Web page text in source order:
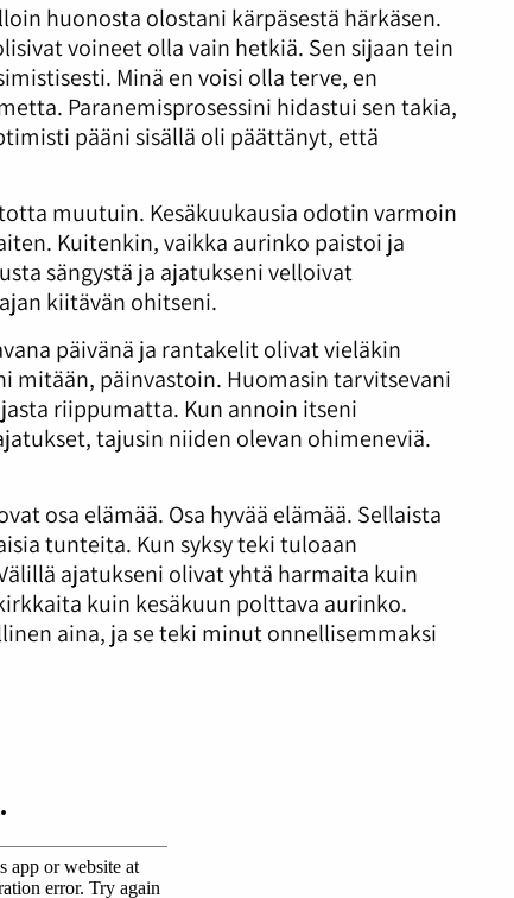
huonosta olostani kärpäsestä härkäsen.
voineet olla vain hetkiä. Sen sijaan tein
Minä en voisi olla terve, en
Paranemisprosessini hidastui sen takia,
pääni sisällä oli päättänyt, että
muutuin. Kesäkuukausia odotin varmoin
Kuitenkin, vaikka aurinko paistoi ja
sängystä ja ajatukseni velloivat
kiitävän ohitseni.
päivänä ja rantakelit olivat vieläkin
mitään, päinvastoin. Huomasin tarvitsevani
riippumatta. Kun annoin itseni
tajusin niiden olevan ohimeneviä.
osa elämää. Osa hyvää elämää. Sellaista
tunteita. Kun syksy teki tuloaan
ajatukseni olivat yhtä harmaita kuin
kuin kesäkuun polttava aurinko.
aina, ja se teki minut onnellisemmaksi